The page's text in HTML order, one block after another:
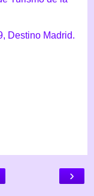
Destino Madrid.
›